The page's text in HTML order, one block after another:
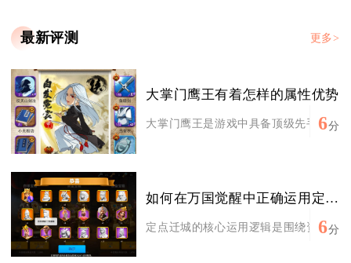
最新评测 更多>
大掌门鹰王有着怎样的属性优势
大掌门鹰王是游戏中具备顶级先手能力
6分
如何在万国觉醒中正确运用定点迁城
定点迁城的核心运用逻辑是围绕资源争
6分